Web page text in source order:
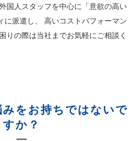
国人スタッフを中心に「意欲の高い
派遣し、
高いコストパフォーマン
りの際は当社までお気軽にご相談く
をお持ちではないで
すか？